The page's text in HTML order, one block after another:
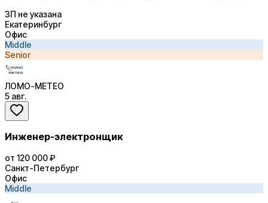
ЗП не указана
Екатеринбург
Офис
Middle
Senior
ЛОМО-МЕТЕО
5 авг.
Инженер-электронщик
от 120 000 ₽
Санкт-Петербург
Офис
Middle